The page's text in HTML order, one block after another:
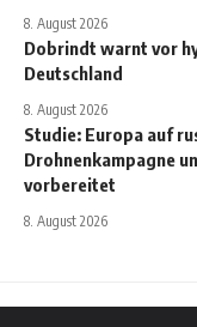
8. August 2026
Dobrindt warnt vor
Deutschland
8. August 2026
Studie: Europa auf
Drohnenkampagne
vorbereitet
8. August 2026